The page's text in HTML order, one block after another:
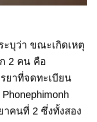
ะบุว่า ขณะเกิดเหตุ
2 คน คือ
ยาที่จดทะเบียน
คนที่ 2 ซึ่งทั้งสอง